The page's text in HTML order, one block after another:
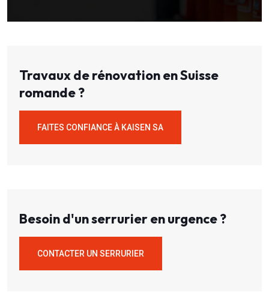
Travaux de rénovation en Suisse
romande ?
FAITES CONFIANCE À KAISEN SA
Besoin d'un serrurier en urgence ?
CONTACTER UN SERRURIER